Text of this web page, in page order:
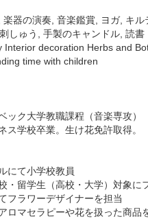
楽器の演奏, 音楽鑑賞, ヨガ, キル
しゅう, 手製のキャンドル, 読書
Interior decoration Herbs and
time with children
ック大学教職課程（音楽専攻）
ス学校卒業。生け花免許取得。
にて小学校教員
・留学生（高校・大学）対象に
フラワーデザイナーを担当
ロマセラピーや花を扱った商品